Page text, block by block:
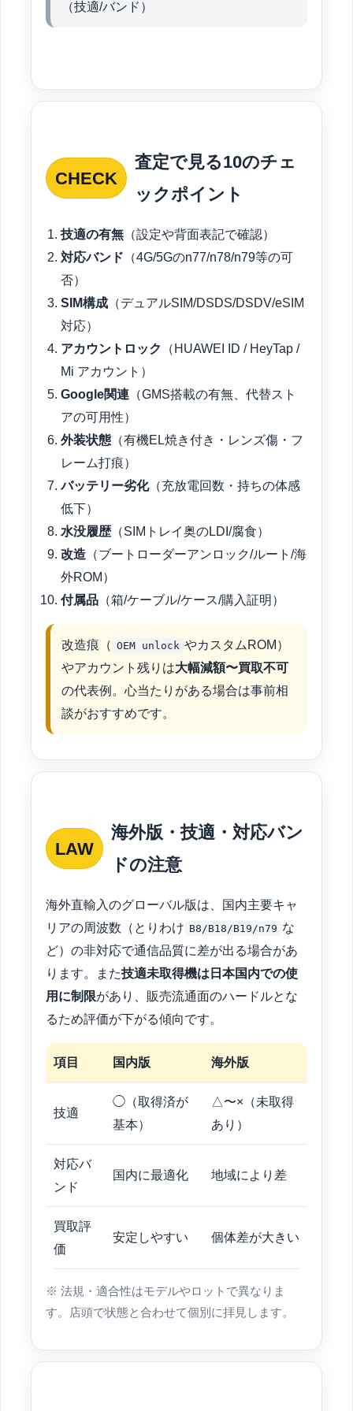
（技適/バンド）
CHECK
査定で見る10のチェ
ックポイント
技適の有無 （設定や背面表記で確認）
対応バンド （4G/5Gのn77/n78/n79等の可
否）
SIM構成 （デュアルSIM/DSDS/DSDV/eSIM
対応）
アカウントロック
（HUAWEI ID / HeyTap /
Mi アカウント）
Google関連 （GMS搭載の有無、代替スト
アの可用性）
外装状態 （有機EL焼き付き・レンズ傷・フ
レーム打痕）
バッテリー劣化（充放電回数・持ちの体感
低下）
水没履歴（SIMトレイ奥のLDI/腐食）
改造 （ブートローダーアンロック/ルート/海
外ROM）
付属品 （箱/ケーブル/ケース/購入証明）
改造痕（ OEM unlock やカスタムROM）
やアカウント残りは大幅減額〜買取不可
の代表例。心当たりがある場合は事前相
談がおすすめです。
LAW
海外版・技適・対応バン
ドの注意
海外直輸入のグローバル版は、国内主要キャ
リアの周波数（とりわけ B8/B18/B19/n79 な
ど）の非対応で通信品質に差が出る場合があ
ります。また技適未取得機は日本国内での使
用に制限があり、販売流通面のハードルとな
るため評価が下がる傾向です。
項目 国内版 海外版
技適
◯（取得済が
基本）
△〜×（未取得
あり）
対応バ
ンド
国内に最適化 地域により差
買取評
価
安定しやすい 個体差が大きい
※ 法規・適合性はモデルやロットで異なりま
す。店頭で状態と合わせて個別に拝見します。